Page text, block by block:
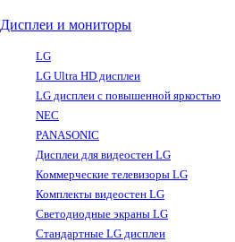
Дисплеи и мониторы
LG
LG Ultra HD дисплеи
LG дисплеи с повышенной яркостью
NEC
PANASONIC
Дисплеи для видеостен LG
Коммерческие телевизоры LG
Комплекты видеостен LG
Светодиодные экраны LG
Стандартные LG дисплеи